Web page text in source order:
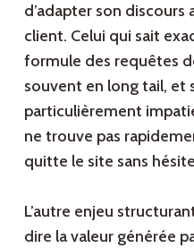
d’adapter son
client. Celui qui sait
formule des requêtes
souvent en long tail, et
particulièrement
ne trouve pas
quitte le site sans
L’autre enjeu
dire la valeur générée